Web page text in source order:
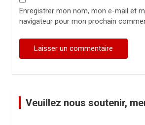
Enregistrer mon nom, mon e-mail et
navigateur pour mon prochain
Veuillez nous soutenir,